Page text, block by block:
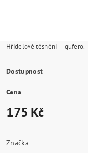
Hřídelové těsnění – gufero.
Dostupnost
Cena
175 Kč
Značka